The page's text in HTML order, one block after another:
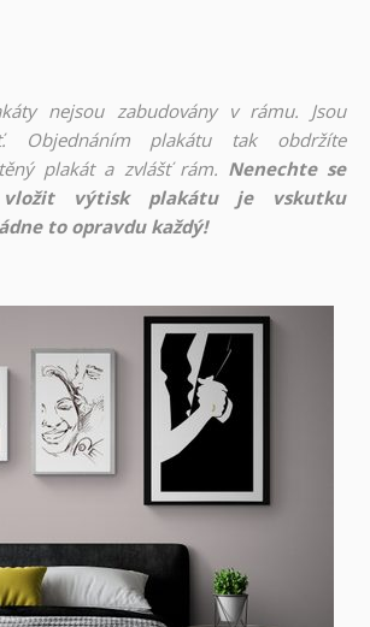
nejsou zabudovány v rámu. Jsou
Objednáním plakátu tak obdržíte
plakát a zvlášť rám. Nenechte se
vložit výtisk plakátu je vskutku
to opravdu každý!